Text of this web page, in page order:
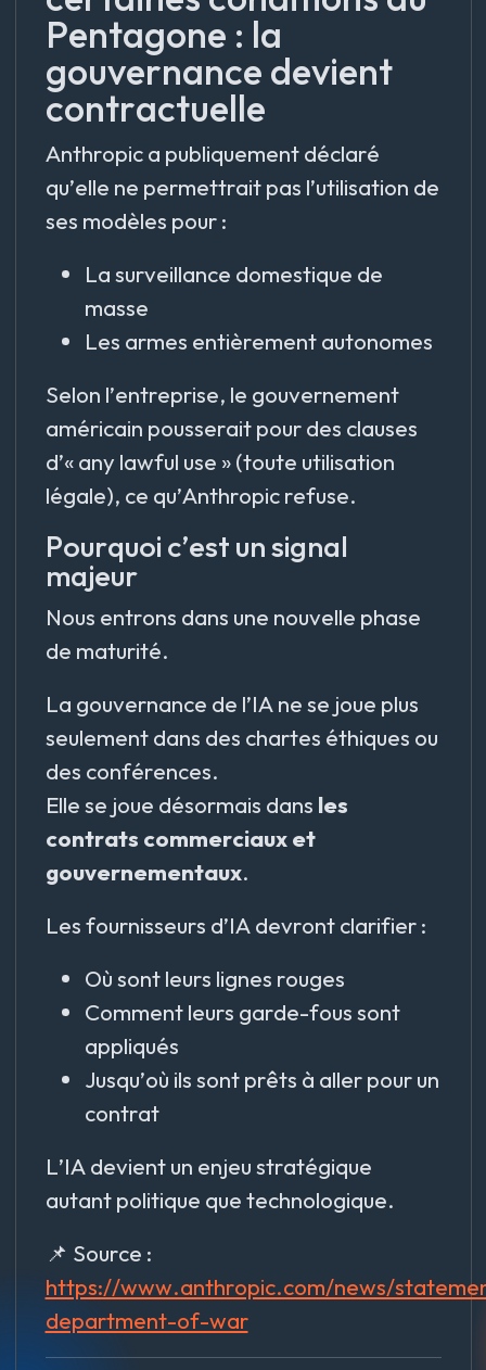
Pentagone : la
gouvernance devient
contractuelle
Anthropic a publiquement déclaré
qu’elle ne permettrait pas l’utilisation de
ses modèles pour :
La surveillance domestique de
masse
Les armes entièrement autonomes
Selon l’entreprise, le gouvernement
américain pousserait pour des clauses
d’« any lawful use » (toute utilisation
légale), ce qu’Anthropic refuse.
Pourquoi c’est un signal
majeur
Nous entrons dans une nouvelle phase
de maturité.
La gouvernance de l’IA ne se joue plus
seulement dans des chartes éthiques ou
des conférences.
Elle se joue désormais dans les
contrats commerciaux et
gouvernementaux.
Les fournisseurs d’IA devront clarifier :
Où sont leurs lignes rouges
Comment leurs garde-fous sont
appliqués
Jusqu’où ils sont prêts à aller pour un
contrat
L’IA devient un enjeu stratégique
autant politique que technologique.
📌 Source :
https://www.anthropic.com/news/
department-of-war